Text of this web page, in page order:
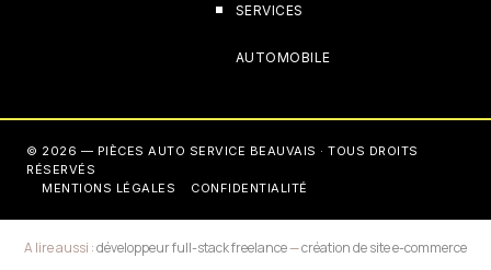
SERVICES
AUTOMOBILE
© 2026 — PIÈCES AUTO SERVICE BEAUVAIS · TOUS DROITS
RÉSERVÉS
MENTIONS LÉGALES
CONFIDENTIALITÉ
A lire aussi :développeur full-stack freelance—création de site e-commerce